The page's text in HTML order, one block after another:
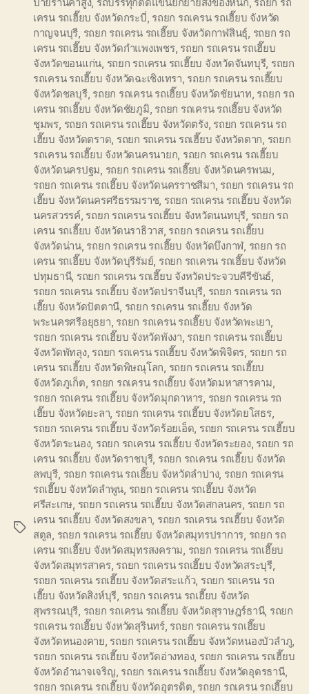
Tags
เครน รถเฮี๊ยบ จังหวัดกระบี่, รถยก รถเครน รถเฮี๊ยบ จังหวัด
กาญจนบุรี, รถยก รถเครน รถเฮี๊ยบ จังหวัดกาฬสินธุ์, รถยก รถ
เครน รถเฮี๊ยบ จังหวัดกำแพงเพชร, รถยก รถเครน รถเฮี๊ยบ
จังหวัดขอนแก่น, รถยก รถเครน รถเฮี๊ยบ จังหวัดจันทบุรี, รถยก
รถเครน รถเฮี๊ยบ จังหวัดฉะเชิงเทรา, รถยก รถเครน รถเฮี๊ยบ
จังหวัดชลบุรี, รถยก รถเครน รถเฮี๊ยบ จังหวัดชัยนาท, รถยก รถ
เครน รถเฮี๊ยบ จังหวัดชัยภูมิ, รถยก รถเครน รถเฮี๊ยบ จังหวัด
ชุมพร, รถยก รถเครน รถเฮี๊ยบ จังหวัดตรัง, รถยก รถเครน รถ
เฮี๊ยบ จังหวัดตราด, รถยก รถเครน รถเฮี๊ยบ จังหวัดตาก, รถยก
รถเครน รถเฮี๊ยบ จังหวัดนครนายก, รถยก รถเครน รถเฮี๊ยบ
จังหวัดนครปฐม, รถยก รถเครน รถเฮี๊ยบ จังหวัดนครพนม,
รถยก รถเครน รถเฮี๊ยบ จังหวัดนครราชสีมา, รถยก รถเครน รถ
เฮี๊ยบ จังหวัดนครศรีธรรมราช, รถยก รถเครน รถเฮี๊ยบ จังหวัด
นครสวรรค์, รถยก รถเครน รถเฮี๊ยบ จังหวัดนนทบุรี, รถยก รถ
เครน รถเฮี๊ยบ จังหวัดนราธิวาส, รถยก รถเครน รถเฮี๊ยบ
จังหวัดน่าน, รถยก รถเครน รถเฮี๊ยบ จังหวัดบึงกาฬ, รถยก รถ
เครน รถเฮี๊ยบ จังหวัดบุรีรัมย์, รถยก รถเครน รถเฮี๊ยบ จังหวัด
ปทุมธานี, รถยก รถเครน รถเฮี๊ยบ จังหวัดประจวบคีรีขันธ์,
รถยก รถเครน รถเฮี๊ยบ จังหวัดปราจีนบุรี, รถยก รถเครน รถ
เฮี๊ยบ จังหวัดปัตตานี, รถยก รถเครน รถเฮี๊ยบ จังหวัด
พระนครศรีอยุธยา, รถยก รถเครน รถเฮี๊ยบ จังหวัดพะเยา,
รถยก รถเครน รถเฮี๊ยบ จังหวัดพังงา, รถยก รถเครน รถเฮี๊ยบ
จังหวัดพัทลุง, รถยก รถเครน รถเฮี๊ยบ จังหวัดพิจิตร, รถยก รถ
เครน รถเฮี๊ยบ จังหวัดพิษณุโลก, รถยก รถเครน รถเฮี๊ยบ
จังหวัดภูเก็ต, รถยก รถเครน รถเฮี๊ยบ จังหวัดมหาสารคาม,
รถยก รถเครน รถเฮี๊ยบ จังหวัดมุกดาหาร, รถยก รถเครน รถ
เฮี๊ยบ จังหวัดยะลา, รถยก รถเครน รถเฮี๊ยบ จังหวัดยโสธร,
รถยก รถเครน รถเฮี๊ยบ จังหวัดร้อยเอ็ด, รถยก รถเครน รถเฮี๊ยบ
จังหวัดระนอง, รถยก รถเครน รถเฮี๊ยบ จังหวัดระยอง, รถยก รถ
เครน รถเฮี๊ยบ จังหวัดราชบุรี, รถยก รถเครน รถเฮี๊ยบ จังหวัด
ลพบุรี, รถยก รถเครน รถเฮี๊ยบ จังหวัดลำปาง, รถยก รถเครน
รถเฮี๊ยบ จังหวัดลำพูน, รถยก รถเครน รถเฮี๊ยบ จังหวัด
ศรีสะเกษ, รถยก รถเครน รถเฮี๊ยบ จังหวัดสกลนคร, รถยก รถ
เครน รถเฮี๊ยบ จังหวัดสงขลา, รถยก รถเครน รถเฮี๊ยบ จังหวัด
สตูล, รถยก รถเครน รถเฮี๊ยบ จังหวัดสมุทรปราการ, รถยก รถ
เครน รถเฮี๊ยบ จังหวัดสมุทรสงคราม, รถยก รถเครน รถเฮี๊ยบ
จังหวัดสมุทรสาคร, รถยก รถเครน รถเฮี๊ยบ จังหวัดสระบุรี,
รถยก รถเครน รถเฮี๊ยบ จังหวัดสระแก้ว, รถยก รถเครน รถ
เฮี๊ยบ จังหวัดสิงห์บุรี, รถยก รถเครน รถเฮี๊ยบ จังหวัด
สุพรรณบุรี, รถยก รถเครน รถเฮี๊ยบ จังหวัดสุราษฎร์ธานี, รถยก
รถเครน รถเฮี๊ยบ จังหวัดสุรินทร์, รถยก รถเครน รถเฮี๊ยบ
จังหวัดหนองคาย, รถยก รถเครน รถเฮี๊ยบ จังหวัดหนองบัวลำภู,
รถยก รถเครน รถเฮี๊ยบ จังหวัดอ่างทอง, รถยก รถเครน รถเฮี๊ยบ
จังหวัดอำนาจเจริญ, รถยก รถเครน รถเฮี๊ยบ จังหวัดอุดรธานี,
รถยก รถเครน รถเฮี๊ยบ จังหวัดอุตรดิต, รถยก รถเครน รถเฮี๊ยบ